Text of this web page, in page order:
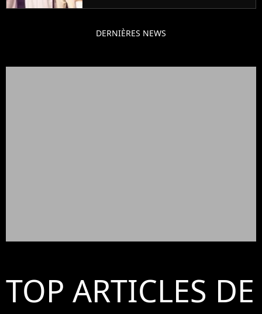
DERNIÈRES NEWS
TOP ARTICLES DE